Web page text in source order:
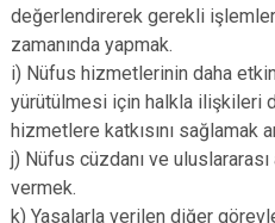
değerlendirerek gerekli
zamanında yapmak.
i) Nüfus hizmetlerinin daha
yürütülmesi için halkla ilişkileri
hizmetlere katkısını sağlamak
j) Nüfus cüzdanı ve
vermek.
k) Yasalarla verilen diğer